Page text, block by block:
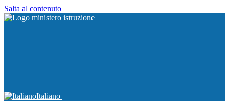
Salta al contenuto
Italiano